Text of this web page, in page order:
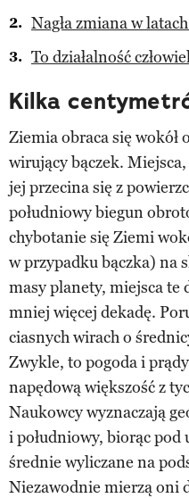
Nagła zmiana w
To działalność
Kilka
Ziemia obraca się wokół
wirujący bączek.
jej przecina się z
południowy biegun
chybotanie się Ziemi
w przypadku bączka) na
masy planety, miejsca te
mniej więcej dekadę.
ciasnych wirach o
Zwykle, to pogoda i prądy
napędową większość z
Naukowcy wyznaczają
i południowy, biorąc pod
średnie wyliczane na
Niezawodnie mierzą oni